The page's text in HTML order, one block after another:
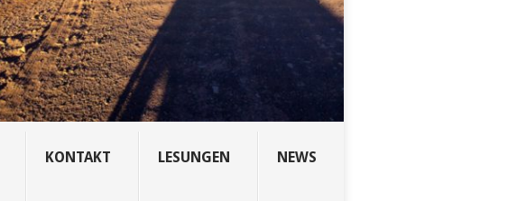
KONTAKT LESUNGEN NEWS